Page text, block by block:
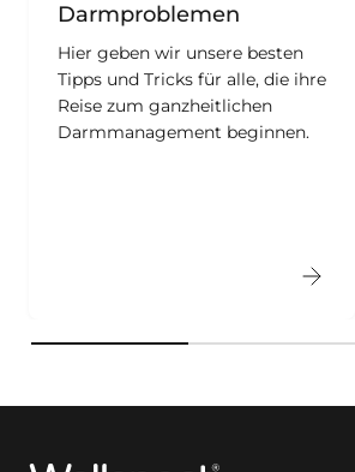
Darmproblemen
Hier geben wir unsere besten
Tipps und Tricks für alle, die ihre
Reise zum ganzheitlichen
Darmmanagement beginnen.